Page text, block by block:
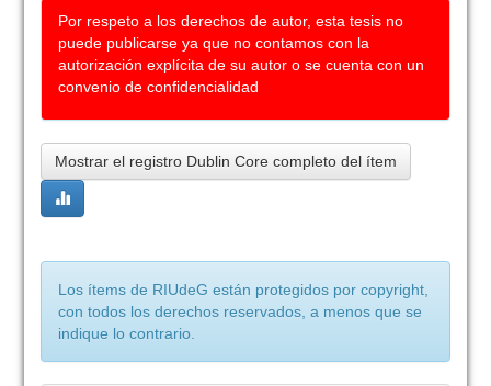
Por respeto a los derechos de autor, esta tesis no
puede publicarse ya que no contamos con la
autorización explícita de su autor o se cuenta con un
convenio de confidencialidad
Mostrar el registro Dublin Core completo del ítem
Los ítems de RIUdeG están protegidos por copyright,
con todos los derechos reservados, a menos que se
indique lo contrario.